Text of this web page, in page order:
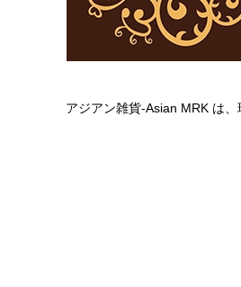
アジアン雑貨-Asian MRK は、